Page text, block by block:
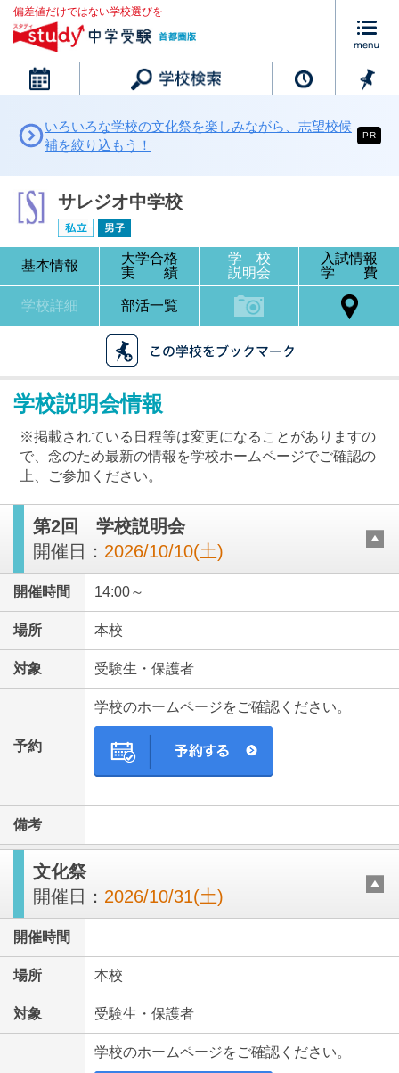
偏差値だけではない学校選びを
カレンダー
最近見た学校
サレジオ中学校
ブックマークした学校
いろいろな学校の文化祭を楽しみながら、志望校候
補を絞り込もう！
PR
サレジオ中学校
基本情報
大学合格
実 績
学 校
説明会
入試情報
学 費
学校詳細 部活一覧
学校説明会情報
※掲載されている日程等は変更になることがありますの
で、念のため最新の情報を学校ホームページでご確認の
上、ご参加ください。
第2回 学校説明会
開催日： 2026/10/10(土)
開催時間 14:00～
場所 本校
対象 受験生・保護者
予約
学校のホームページをご確認ください。
備考
文化祭
開催日： 2026/10/31(土)
開催時間
場所 本校
対象 受験生・保護者
学校のホームページをご確認ください。